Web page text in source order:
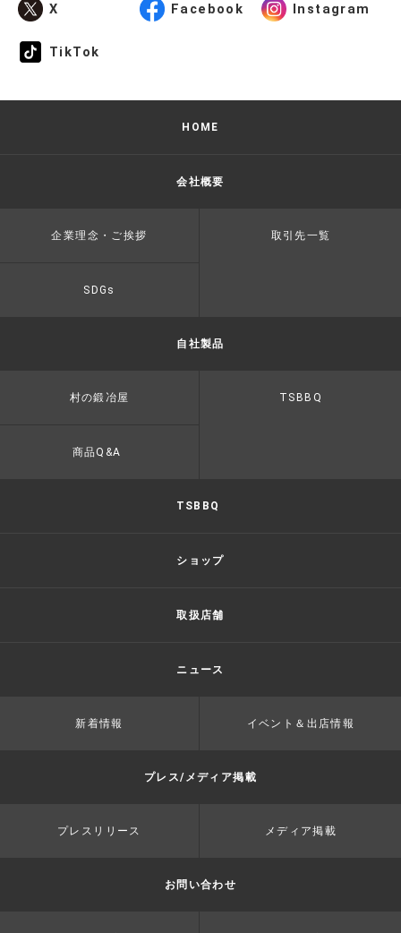
X Facebook Instagram
TikTok
HOME
会社概要
企業理念・ご挨拶 取引先一覧
SDGs
自社製品
村の鍛冶屋 TSBBQ
商品Q&A
TSBBQ
ショップ
取扱店舗
ニュース
新着情報 イベント＆出店情報
プレス/メディア掲載
プレスリリース メディア掲載
お問い合わせ